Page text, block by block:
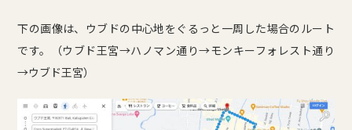
下の画像は、ウブドの中心地をぐるっと一周した場合のルート
です。（ウブド王宮→ハノマン通り→モンキーフォレスト通り
→ウブド王宮）